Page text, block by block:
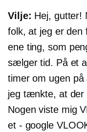
Vilje: Hej, gutter!
folk, at jeg er
ene ting, som
sælger tid. På et
timer om ugen
jeg tænkte, at der
Nogen viste mig
et - google